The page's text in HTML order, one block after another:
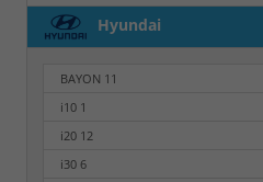
Hyundai
BAYON 11
i10 1
i20 12
i30 6